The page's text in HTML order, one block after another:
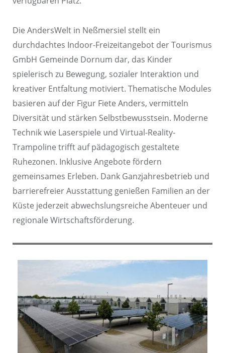
Die AndersWelt in Neßmersiel stellt ein
durchdachtes Indoor-Freizeitangebot der Tourismus
GmbH Gemeinde Dornum dar, das Kinder
spielerisch zu Bewegung, sozialer Interaktion und
kreativer Entfaltung motiviert. Thematische Modules
basieren auf der Figur Fiete Anders, vermitteln
Diversität und stärken Selbstbewusstsein. Moderne
Technik wie Laserspiele und Virtual-Reality-
Trampoline trifft auf pädagogisch gestaltete
Ruhezonen. Inklusive Angebote fördern
gemeinsames Erleben. Dank Ganzjahresbetrieb und
barrierefreier Ausstattung genießen Familien an der
Küste jederzeit abwechslungsreiche Abenteuer und
regionale Wirtschaftsförderung.